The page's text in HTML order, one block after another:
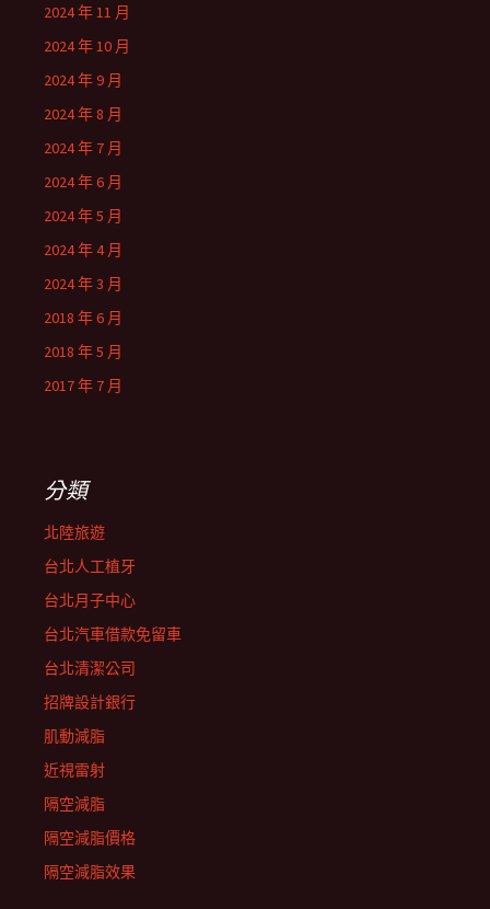
2024 年 11 月
2024 年 10 月
2024 年 9 月
2024 年 8 月
2024 年 7 月
2024 年 6 月
2024 年 5 月
2024 年 4 月
2024 年 3 月
2018 年 6 月
2018 年 5 月
2017 年 7 月
分類
北陸旅遊
台北人工植牙
台北月子中心
台北汽車借款免留車
台北清潔公司
招牌設計銀行
肌動減脂
近視雷射
隔空減脂
隔空減脂價格
隔空減脂效果